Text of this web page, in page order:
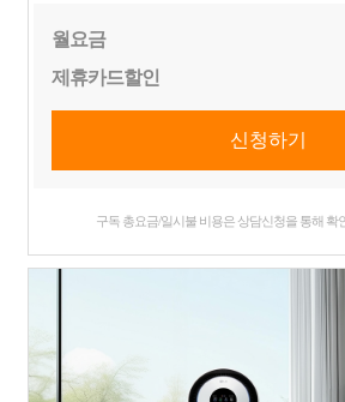
월요금
제휴카드할인
구독 총요금/일시불 비용은 상담신청을 통해 확